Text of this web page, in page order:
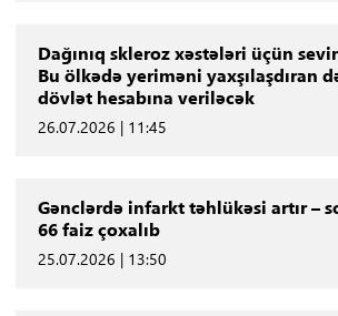
Dağınıq skleroz xəstələri üçün
Bu ölkədə yeriməni yaxşılaşdıran
dövlət hesabına veriləcək
26.07.2026 | 11:45
Gənclərdə infarkt təhlükəsi artır –
66 faiz çoxalıb
25.07.2026 | 13:50